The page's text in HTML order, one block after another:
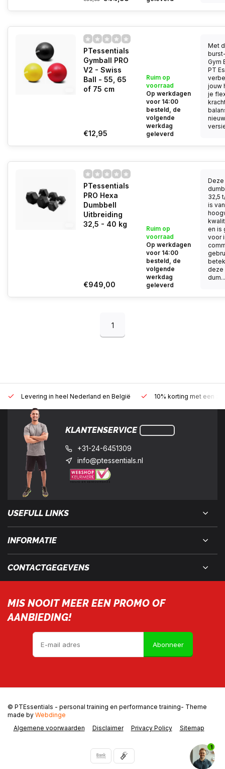
PTessentials
Gymball PRO
V2 - Swiss
Ball - 55, 65
of 75 cm
€12,95
Ruim op
voorraad
Op werkdagen
voor 14:00
besteld, de
volgende
werkdag
geleverd
Met
Gym
PT
jouw
je
PTessentials
PRO Hexa
Dumbbell
Uitbreiding
32,5 - 40 kg
€949,00
Ruim op
voorraad
Op werkdagen
voor 14:00
besteld, de
volgende
werkdag
geleverd
Deze
32,5
is van
en is
voor
deze
dum...
1
Levering in heel Nederland en België 10% korting met een
KLANTENSERVICE
+31-24-6451309
info@ptessentials.nl
USEFULL LINKS
INFORMATIE
CONTACTGEGEVENS
MIS NOOIT MEER EEN PROMO OF
AANBIEDING!
Abonneer
Algemene voorwaarden Disclaimer Privacy Policy Sitemap
© PTEssentials - personal training en performance training- Theme
made by Webdinge
1